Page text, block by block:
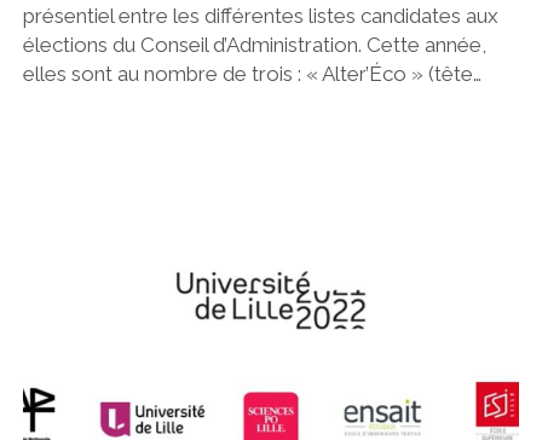
présentiel entre les différentes listes candidates aux
élections du Conseil d’Administration. Cette année,
elles sont au nombre de trois : « Alter’Éco » (tête…